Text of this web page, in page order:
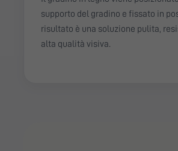
supporto del gradino e fissato in
risultato è una soluzione pulita,
alta qualità visiva.